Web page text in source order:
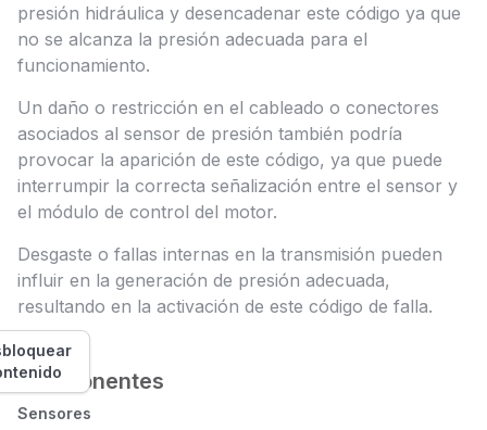
presión hidráulica y desencadenar este código ya que
no se alcanza la presión adecuada para el
funcionamiento.
Un daño o restricción en el cableado o conectores
asociados al sensor de presión también podría
provocar la aparición de este código, ya que puede
interrumpir la correcta señalización entre el sensor y
el módulo de control del motor.
Desgaste o fallas internas en la transmisión pueden
influir en la generación de presión adecuada,
resultando en la activación de este código de falla.
Componentes
Sensores